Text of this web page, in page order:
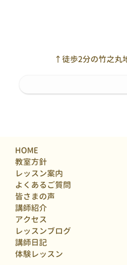
↑徒歩2分の竹之丸
HOME
教室方針
レッスン案内
よくあるご質問
皆さまの声
講師紹介
アクセス
レッスンブログ
講師日記
体験レッスン